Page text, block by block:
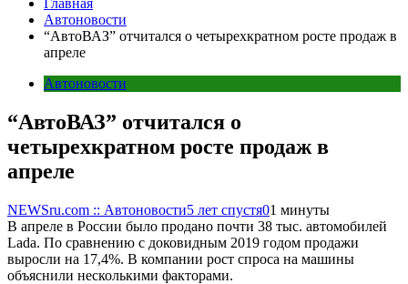
Главная
Автоновости
“АвтоВАЗ” отчитался о четырехкратном росте продаж в
апреле
Автоновости
“АвтоВАЗ” отчитался о
четырехкратном росте продаж в
апреле
NEWSru.com :: Автоновости5 лет спустя01 минуты
В апреле в России было продано почти 38 тыс. автомобилей
Lada. По сравнению с доковидным 2019 годом продажи
выросли на 17,4%. В компании рост спроса на машины
объяснили несколькими факторами.